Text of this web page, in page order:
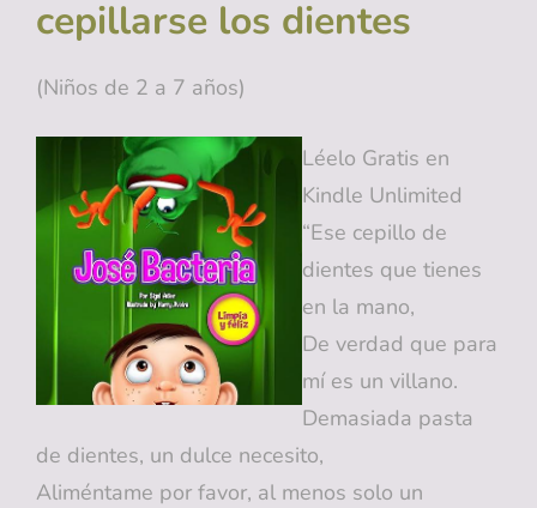
cepillarse los dientes
(Niños de 2 a 7 años)
Léelo Gratis en
Kindle Unlimited
“Ese cepillo de
dientes que tienes
en la mano,
De verdad que para
mí es un villano.
Demasiada pasta
de dientes, un dulce necesito,
Aliméntame por favor, al menos solo un